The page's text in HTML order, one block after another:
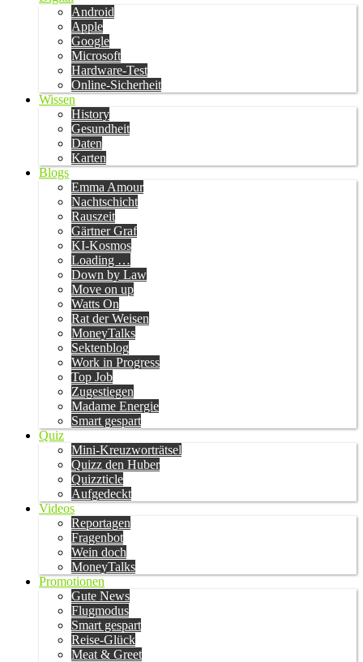
Android
Apple
Google
Microsoft
Hardware-Test
Online-Sicherheit
Wissen
History
Gesundheit
Daten
Karten
Blogs
Emma Amour
Nachtschicht
Rauszeit
Gärtner Graf
KI-Kosmos
Loading …
Down by Law
Move on up
Watts On
Rat der Weisen
MoneyTalks
Sektenblog
Work in Progress
Top Job
Zugestiegen
Madame Energie
Smart gespart
Quiz
Mini-Kreuzworträtsel
Quizz den Huber
Quizzticle
Aufgedeckt
Videos
Reportagen
Fragenbot
Wein doch
MoneyTalks
Promotionen
Gute News
Flugmodus
Smart gespart
Reise-Glück
Meat & Greet